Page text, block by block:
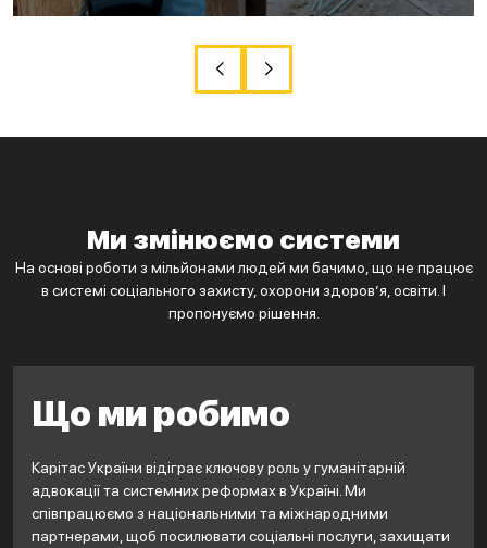
Ми змінюємо системи
На основі роботи з мільйонами людей ми бачимо, що не працює
в системі соціального захисту, охорони здоров’я, освіти. І
пропонуємо рішення.
Що ми робимо
Карітас України відіграє ключову роль у гуманітарній
адвокації та системних реформах в Україні. Ми
співпрацюємо з національними та міжнародними
партнерами, щоб посилювати соціальні послуги, захищати